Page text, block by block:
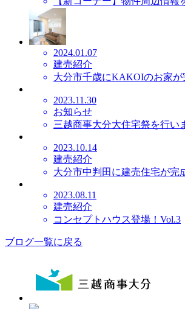
2024.01.07
建売紹介
大分市千歳にKAKOIのお家
2023.11.30
お知らせ
三越商事大分大住宅祭を行い
2023.10.14
建売紹介
大分市中判田に建売住宅が完
2023.08.11
建売紹介
コンセプトハウス登場！Vol.3
ブログ一覧に戻る